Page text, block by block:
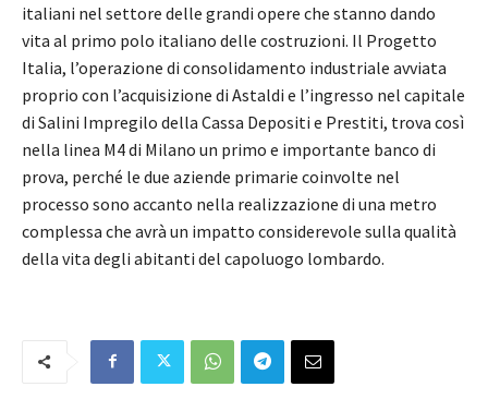
italiani nel settore delle grandi opere che stanno dando
vita al primo polo italiano delle costruzioni. Il Progetto
Italia, l’operazione di consolidamento industriale avviata
proprio con l’acquisizione di Astaldi e l’ingresso nel capitale
di Salini Impregilo della Cassa Depositi e Prestiti, trova così
nella linea M4 di Milano un primo e importante banco di
prova, perché le due aziende primarie coinvolte nel
processo sono accanto nella realizzazione di una metro
complessa che avrà un impatto considerevole sulla qualità
della vita degli abitanti del capoluogo lombardo.